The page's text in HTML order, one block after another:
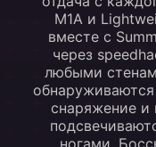
M1A и
вместе с
через
любыми
обнаруживаются
снаряжение и
ногами.